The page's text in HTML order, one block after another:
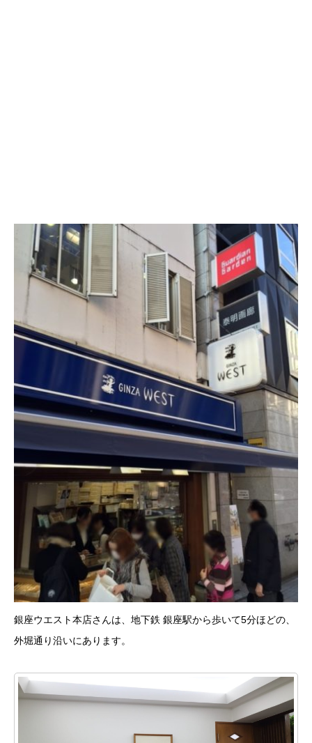
銀座ウエスト本店さんは、地下鉄 銀座駅から歩いて5分ほどの、
外堀通り沿いにあります。